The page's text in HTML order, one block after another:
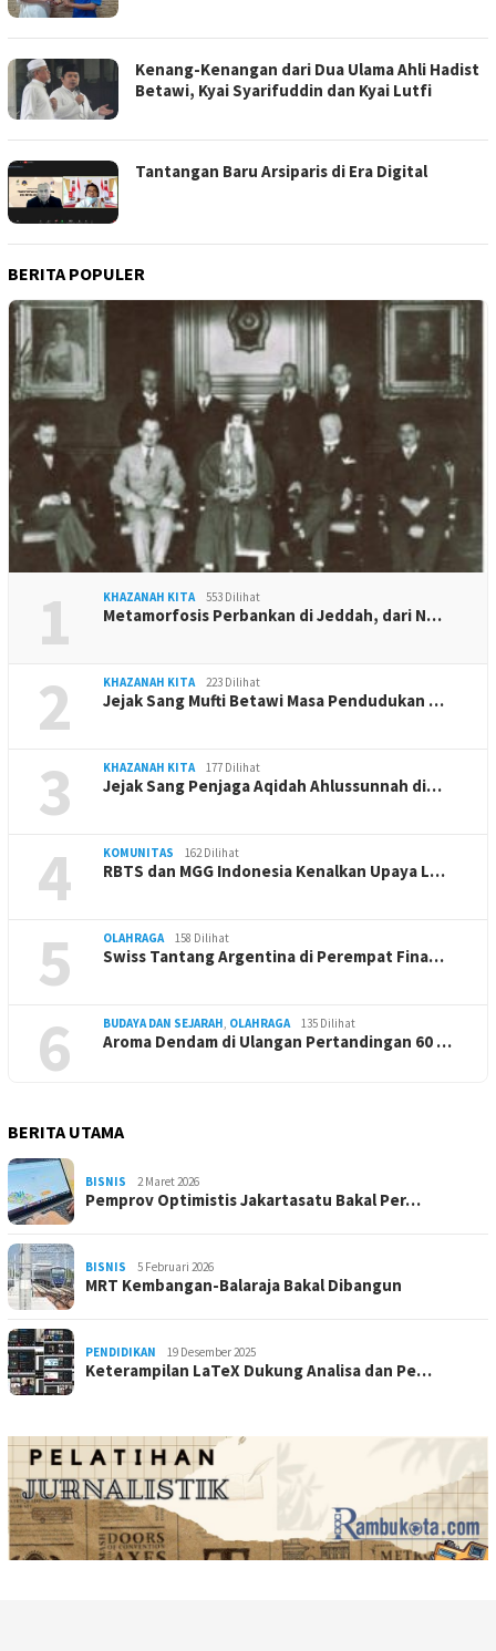
Kenang-Kenangan dari Dua Ulama Ahli Hadist
Betawi, Kyai Syarifuddin dan Kyai Lutfi
Tantangan Baru Arsiparis di Era Digital
BERITA POPULER
1 KHAZANAH KITA 553 Dilihat
Metamorfosis Perbankan di Jeddah, dari N…
2 KHAZANAH KITA 223 Dilihat
Jejak Sang Mufti Betawi Masa Pendudukan …
3 KHAZANAH KITA 177 Dilihat
Jejak Sang Penjaga Aqidah Ahlussunnah di…
4 KOMUNITAS 162 Dilihat
RBTS dan MGG Indonesia Kenalkan Upaya L…
5 OLAHRAGA 158 Dilihat
Swiss Tantang Argentina di Perempat Fina…
6 BUDAYA DAN SEJARAH OLAHRAGA 135 Dilihat
Aroma Dendam di Ulangan Pertandingan 60 …
BERITA UTAMA
BISNIS 2 Maret 2026
Pemprov Optimistis Jakartasatu Bakal Per…
BISNIS 5 Februari 2026
MRT Kembangan-Balaraja Bakal Dibangun
PENDIDIKAN 19 Desember 2025
Keterampilan LaTeX Dukung Analisa dan Pe…